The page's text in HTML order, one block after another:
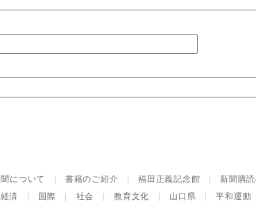
について |書籍のご紹介 |福田正義記念館 新聞購
済 国際 社会 |教育文化 山口県 |平和運動